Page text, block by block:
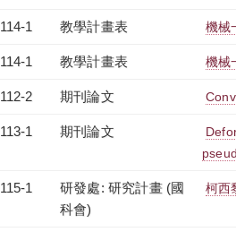
114-1 教學計畫表 機械
114-1 教學計畫表 機械
112-2 期刊論文
113-1 期刊論文
115-1
研發處: 研究計畫 (國
科會)
柯西